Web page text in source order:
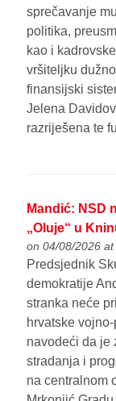
sprečavanje
politika,
kao i
vršiteljku
finansijski
Jelena
razriješena te
Mandić: NSD
„Oluje“ u
on 04/08/2026
Predsjednik
demokratije
stranka neće
hrvatske
navodeći da je
stradanja i
na centralnom